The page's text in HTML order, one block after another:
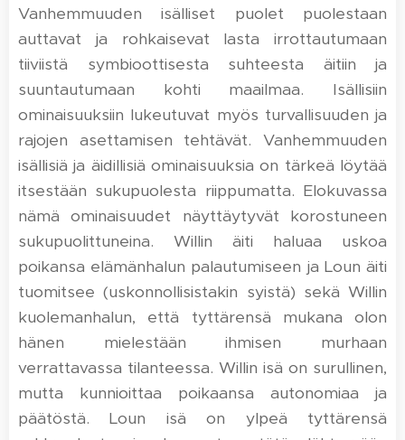
Vanhemmuuden isälliset puolet puolestaan
auttavat ja rohkaisevat lasta irrottautumaan
tiiviistä symbioottisesta suhteesta äitiin ja
suuntautumaan kohti maailmaa. Isällisiin
ominaisuuksiin lukeutuvat myös turvallisuuden ja
rajojen asettamisen tehtävät. Vanhemmuuden
isällisiä ja äidillisiä ominaisuuksia on tärkeä löytää
itsestään sukupuolesta riippumatta. Elokuvassa
nämä ominaisuudet näyttäytyvät korostuneen
sukupuolittuneina. Willin äiti haluaa uskoa
poikansa elämänhalun palautumiseen ja Loun äiti
tuomitsee (uskonnollisistakin syistä) sekä Willin
kuolemanhalun, että tyttärensä mukana olon
hänen mielestään ihmisen murhaan
verrattavassa tilanteessa. Willin isä on surullinen,
mutta kunnioittaa poikaansa autonomiaa ja
päätöstä. Loun isä on ylpeä tyttärensä